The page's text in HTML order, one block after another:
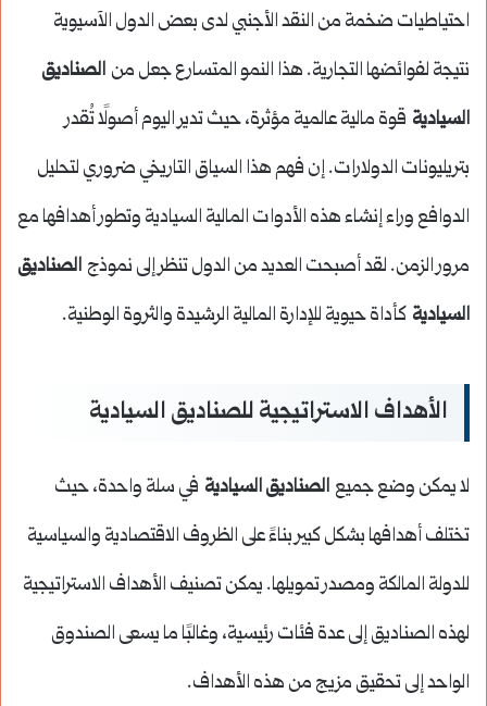
احتياطيات ضخمة من النقد الأجنبي لدى بعض الدول الآسيوية
نتيجة لفوائضها التجارية. هذا النمو المتسارع جعل من الصناديق
السيادية قوة مالية عالمية مؤثرة، حيث تدير اليوم أصولًا تُقدر
بتريليونات الدولارات. إن فهم هذا السياق التاريخي ضروري لتحليل
الدوافع وراء إنشاء هذه الأدوات المالية السيادية وتطور أهدافها مع
مرور الزمن. لقد أصبحت العديد من الدول تنظر إلى نموذج الصناديق
السيادية كأداة حيوية للإدارة المالية الرشيدة والثروة الوطنية.
الأهداف الاستراتيجية للصناديق السيادية
لا يمكن وضع جميع الصناديق السيادية في سلة واحدة، حيث
تختلف أهدافها بشكل كبير بناءً على الظروف الاقتصادية والسياسية
للدولة المالكة ومصدر تمويلها. يمكن تصنيف الأهداف الاستراتيجية
لهذه الصناديق إلى عدة فئات رئيسية، وغالبًا ما يسعى الصندوق
الواحد إلى تحقيق مزيج من هذه الأهداف.